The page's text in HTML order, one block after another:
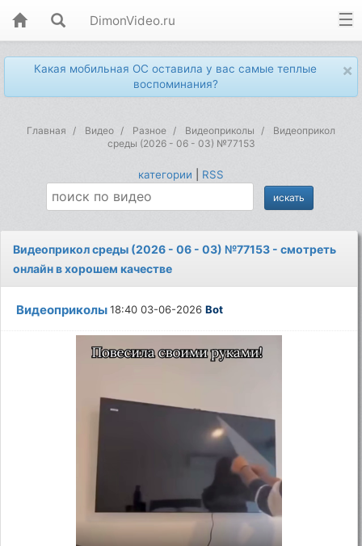
DimonVideo.ru
×
Какая мобильная ОС оставила у вас самые теплые
воспоминания?
Главная Видео Разное Видеоприколы
Видеоприкол
среды (2026 - 06 - 03) №77153
категории RSS
Видеоприкол среды (2026 - 06 - 03) №77153 - смотреть
онлайн в хорошем качестве
Видеоприколы18:40 03-06-2026Bot